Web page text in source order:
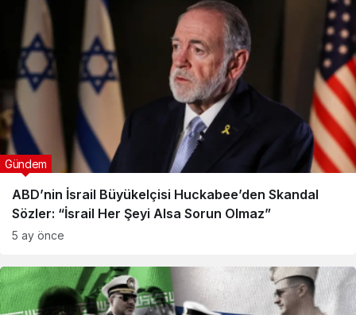
ABD’nin İsrail Büyükelçisi Huckabee’den Skandal
Sözler: “İsrail Her Şeyi Alsa Sorun Olmaz”
Gündem
5 ay önce